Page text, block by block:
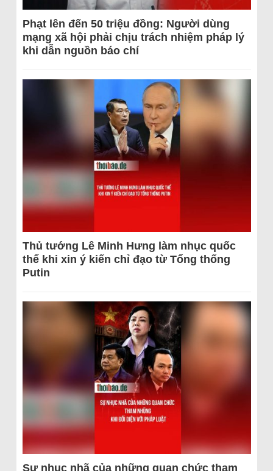
Phạt lên đến 50 triệu đồng: Người dùng
mạng xã hội phải chịu trách nhiệm pháp lý
khi dẫn nguồn báo chí
Thủ tướng Lê Minh Hưng làm nhục quốc
thể khi xin ý kiến chỉ đạo từ Tổng thống
Putin
Sự nhục nhã của những quan chức tham